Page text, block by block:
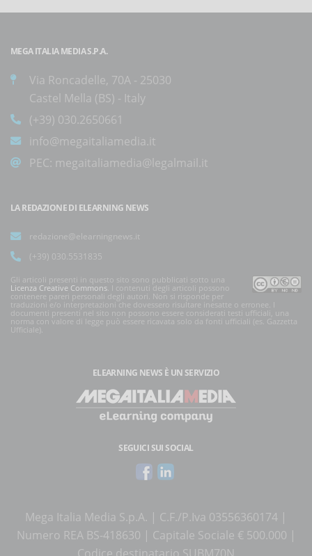
MEGA ITALIA MEDIA S.P.A.
Via Roncadelle, 70A - 25030
Castel Mella (BS) - Italy
(+39) 030.2650661
info@megaitaliamedia.it
PEC: megaitaliamedia@legalmail.it
LA REDAZIONE DI ELEARNING NEWS
redazione@elearningnews.it
(+39) 030.5531835
Gli articoli presenti in questo sito sono pubblicati sotto una
Licenza Creative Commons. I contenuti degli articoli possono
contenere pareri personali degli autori. Non si risponde per
traduzioni e/o interpretazioni che dovessero risultare inesatte o erronee. I
documenti presenti nel sito non possono essere considerati testi ufficiali, una
norma con valore di legge può essere ricavata solo da fonti ufficiali (es. Gazzetta
Ufficiale).
ELEARNING NEWS È UN SERVIZIO
SEGUICI SUI SOCIAL
Mega Italia Media S.p.A. | C.F./P.Iva 03556360174 |
Numero REA BS-418630 | Capitale Sociale € 500.000 |